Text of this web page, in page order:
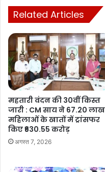
होगा।
इस दौरे के दौरान मुख्यमंत्री
परिजनों के साथ संवाद कार्यक्रम में
Related Articles
महतारी वंदन की 30वीं किस्त
जारी : CM साय ने 67.20 लाख
महिलाओं के खातों में ट्रांसफर
किए ₹630.55 करोड़
अगस्त 7, 2026